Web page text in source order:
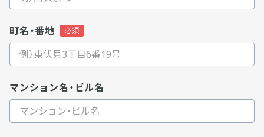
町名・番地
マンション名・ビル名